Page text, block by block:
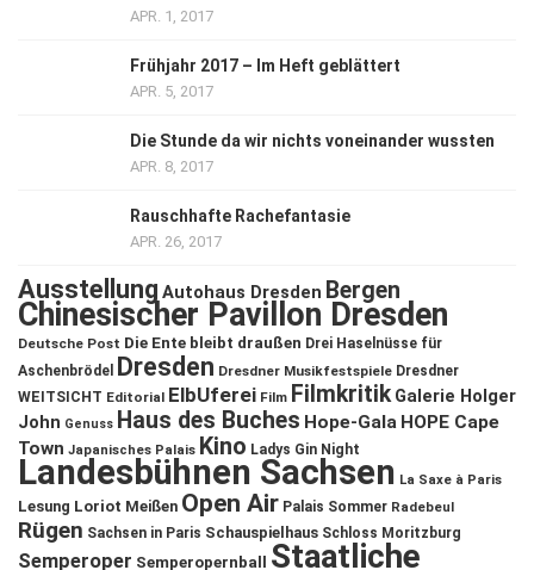
APR. 1, 2017
Frühjahr 2017 – Im Heft geblättert
APR. 5, 2017
Die Stunde da wir nichts voneinander wussten
APR. 8, 2017
Rauschhafte Rachefantasie
APR. 26, 2017
Ausstellung Autohaus Dresden Bergen
Chinesischer Pavillon Dresden
Deutsche Post Die Ente bleibt draußen Drei Haselnüsse für
Aschenbrödel
Dresden Dresdner Musikfestspiele Dresdner
WEITSICHT Editorial ElbUferei Film Filmkritik Galerie Holger
John Genuss Haus des Buches Hope-Gala HOPE Cape
Town Japanisches Palais Kino Ladys Gin Night
Landesbühnen Sachsen La Saxe à Paris
Lesung Loriot Meißen Open Air Palais Sommer Radebeul
Rügen Sachsen in Paris Schauspielhaus Schloss Moritzburg
Semperoper Semperopernball Staatliche